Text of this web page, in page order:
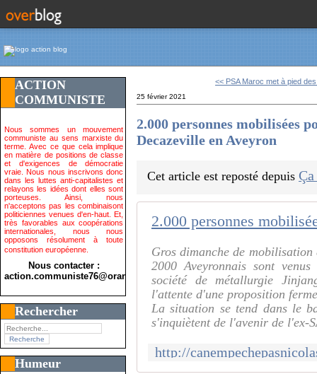
ACTION
COMMUNISTE
Nous sommes un mouvement
communiste au sens marxiste du
terme. Avec ce que cela implique
en matière de positions de classe
et d'exigences de démocratie
vraie. Nous nous inscrivons donc
dans les luttes anti-capitalistes et
relayons les idées dont elles sont
porteuses. Ainsi, nous
n'acceptons pas les combinaisont
politiciennes venues d'en-haut. Et,
très favorables aux coopérations
internationales, nous nous
opposons résolument à toute
constitution européenne.
Nous contacter :
action.communiste76@orange.fr>
Rechercher
Humeur
<< PSA Maroc met à pied
25 février 2021
2.000 personnes mobilisées
Decazeville en Aveyron
Cet article est reposté depuis
Gros dimanche de mobilisation
2000 Aveyronnais sont
société de métallurgie
l'attente d'une proposition
La situation se tend dans le
s'inquiètent de l'avenir de l'ex-